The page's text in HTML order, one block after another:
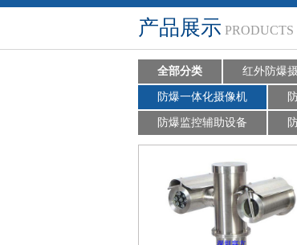
产品展示 PRODUCTS
全部分类 红外防爆
防爆一体化摄像机
防爆监控辅助设备